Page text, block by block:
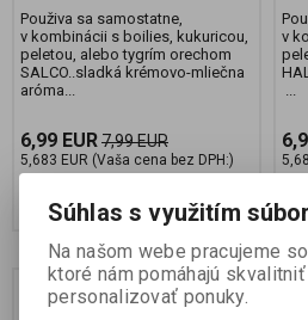
Použiva sa samostatne,
v kombinácii s boilies, kukuricou,
peletou, alebo tygrím orechom
SALCO..sladká krémovo-mliečna
aróma...
6,99 EUR7,99 EUR
5,683 EUR (Vaša cena bez DPH:)
v
...
Novinka
Zľava
13 %
Súhlas s využitím
Na našom webe pracujeme
ktoré nám pomáhajú
personalizovať ponuky.